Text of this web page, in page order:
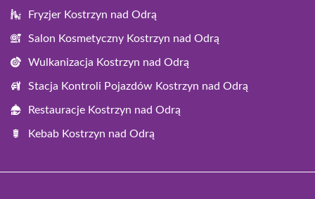
Fryzjer Kostrzyn nad Odrą
Salon Kosmetyczny Kostrzyn nad Odrą
Wulkanizacja Kostrzyn nad Odrą
Stacja Kontroli Pojazdów Kostrzyn nad Odrą
Restauracje Kostrzyn nad Odrą
Kebab Kostrzyn nad Odrą